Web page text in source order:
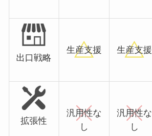
出口戦略
生産支援 生産支援
拡張性
汎用性な
し
汎用性な
し